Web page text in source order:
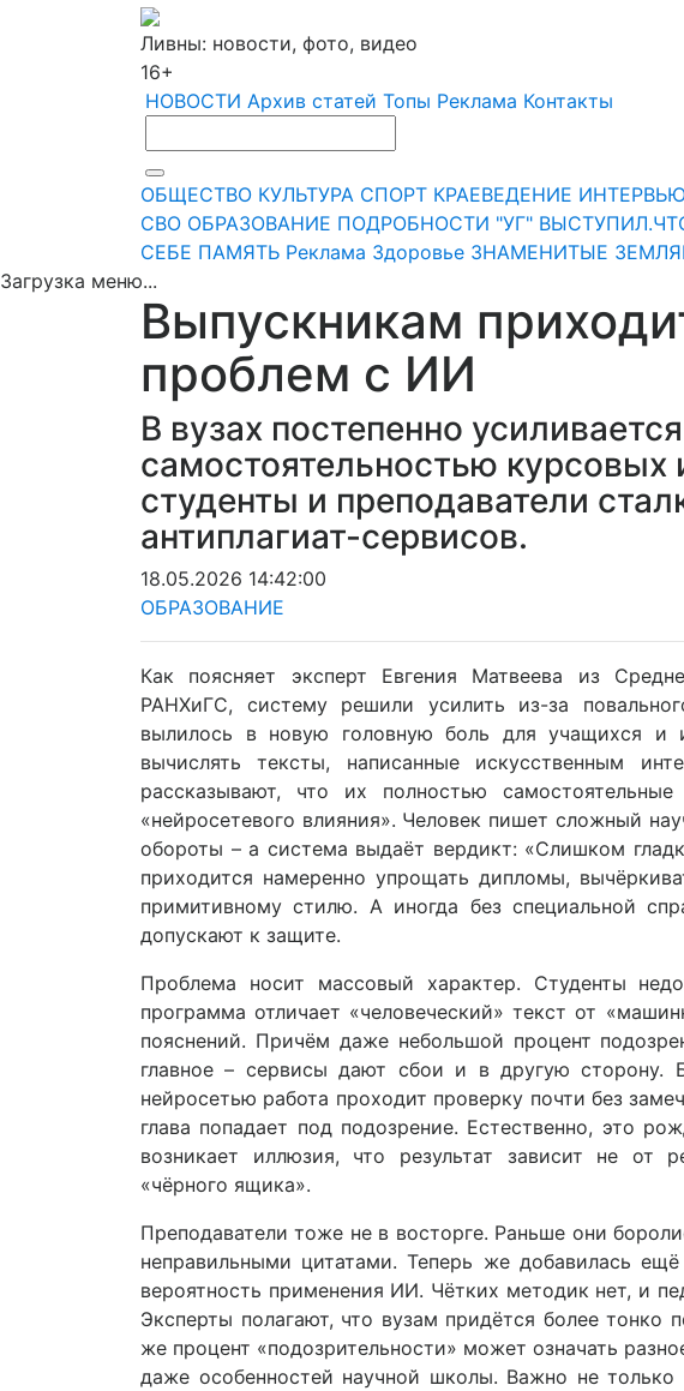
Ливны: новости, фото, видео
16+
НОВОСТИ Архив статей Топы Реклама Контакты
ОБЩЕСТВО КУЛЬТУРА СПОРТ КРАЕВЕДЕНИЕ
СВО ОБРАЗОВАНИЕ ПОДРОБНОСТИ "УГ"
СЕБЕ ПАМЯТЬ Реклама Здоровье ЗНАМЕНИТЫЕ
Загрузка меню...
Выпускникам
проблем с ИИ
В вузах постепенно
самостоятельностью
студенты и преподаватели
антиплагиат-сервисов.
18.05.2026 14:42:00
ОБРАЗОВАНИЕ
Как поясняет эксперт Евгения Матвеева из
РАНХиГС, систему решили усилить из-за
вылилось в новую головную боль для учащихся и
вычислять тексты, написанные искусственным
рассказывают, что их полностью
«нейросетевого влияния». Человек пишет сложный
обороты – а система выдаёт вердикт: «Слишком
приходится намеренно упрощать дипломы,
примитивному стилю. А иногда без специальной
допускают к защите.
Проблема носит массовый характер. Студенты
программа отличает «человеческий» текст от
пояснений. Причём даже небольшой процент
главное – сервисы дают сбои и в другую сторону.
нейросетью работа проходит проверку почти без
глава попадает под подозрение. Естественно, это
возникает иллюзия, что результат зависит не от
«чёрного ящика».
Преподаватели тоже не в восторге. Раньше они
неправильными цитатами. Теперь же добавилась
вероятность применения ИИ. Чётких методик нет, и
Эксперты полагают, что вузам придётся более тонко
же процент «подозрительности» может означать
даже особенностей научной школы. Важно не только